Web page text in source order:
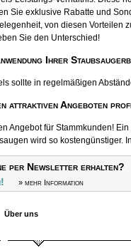
Sie exklusive Rabatte und
von diesen
Sie den Unterschied!
Ihrer
sollte in regelmäßigen
attraktiven Angeboten
Angebot für Stammkunden!
wird so
per Newsletter erhalten?
» mehr Information
Über uns